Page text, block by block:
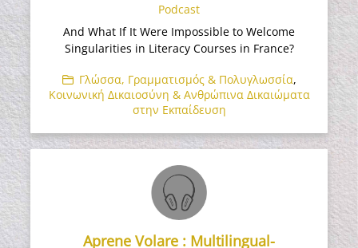
Podcast
And What If It Were Impossible to Welcome
Singularities in Literacy Courses in France?
Γλώσσα, Γραμματισμός & Πολυγλωσσία,
Κοινωνική Δικαιοσύνη & Ανθρώπινα Δικαιώματα
στην Εκπαίδευση
Aprene Volare : Multilingual-